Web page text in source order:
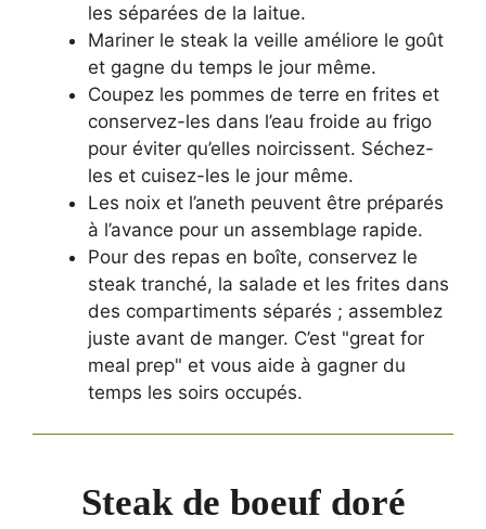
les séparées de la laitue.
Mariner le steak la veille améliore le goût
et gagne du temps le jour même.
Coupez les pommes de terre en frites et
conservez-les dans l’eau froide au frigo
pour éviter qu’elles noircissent. Séchez-
les et cuisez-les le jour même.
Les noix et l’aneth peuvent être préparés
à l’avance pour un assemblage rapide.
Pour des repas en boîte, conservez le
steak tranché, la salade et les frites dans
des compartiments séparés ; assemblez
juste avant de manger. C’est "great for
meal prep" et vous aide à gagner du
temps les soirs occupés.
Steak de boeuf doré